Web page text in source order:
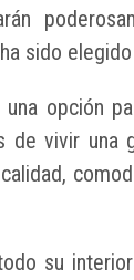
sido
una opción
de vivir una
su